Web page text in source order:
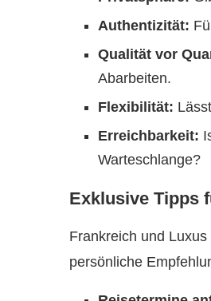
Authentizität:
Qualität vor
Abarbeiten.
Flexibilität:
Erreichbarkeit:
Warteschlange?
Exklusive Tipps
Frankreich und
persönliche